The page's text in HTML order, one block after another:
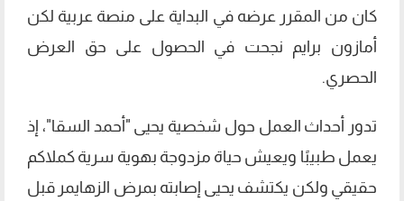
كان من المقرر عرضه في البداية على منصة عربية لكن
أمازون برايم نجحت في الحصول على حق العرض
الحصري.
تدور أحداث العمل حول شخصية يحيى "أحمد السقا"، إذ
يعمل طبيبًا ويعيش حياة مزدوجة بهوية سرية كملاكم
حقيقي ولكن يكتشف يحيى إصابته بمرض الزهايمر قبل